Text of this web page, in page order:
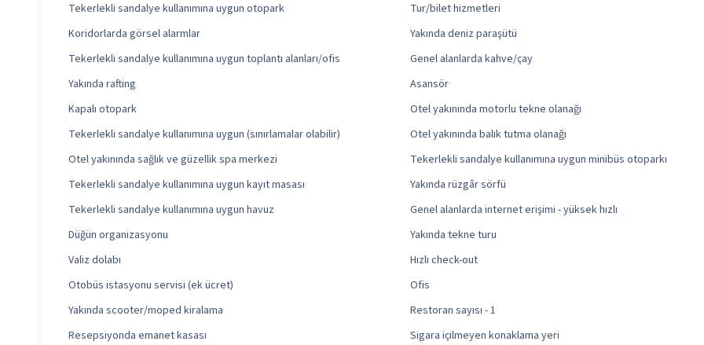
Tekerlekli sandalye kullanımına uygun otopark
Tur/bilet hizmetleri
Koridorlarda görsel alarmlar
Yakında deniz paraşütü
Tekerlekli sandalye kullanımına uygun toplantı alanları/ofis
Genel alanlarda kahve/çay
Yakında rafting
Asansör
Kapalı otopark
Otel yakınında motorlu tekne olanağı
Tekerlekli sandalye kullanımına uygun (sınırlamalar olabilir)
Otel yakınında balık tutma olanağı
Otel yakınında sağlık ve güzellik spa merkezi
Tekerlekli sandalye kullanımına uygun minibüs otoparkı
Tekerlekli sandalye kullanımına uygun kayıt masası
Yakında rüzgâr sörfü
Tekerlekli sandalye kullanımına uygun havuz
Genel alanlarda internet erişimi - yüksek hızlı
Düğün organizasyonu
Yakında tekne turu
Valiz dolabı
Hızlı check-out
Otobüs istasyonu servisi (ek ücret)
Ofis
Yakında scooter/moped kiralama
Restoran sayısı - 1
Resepsiyonda emanet kasası
Sigara içilmeyen konaklama yeri